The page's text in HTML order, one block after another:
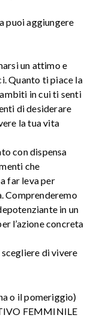
puoi aggiungere
un attimo e
Quanto ti piace la
in cui ti senti
di desiderare
la tua vita
con dispensa
che
far leva per
Comprenderemo
in un
l’azione concreta
scegliere di vivere
o il pomeriggio)
FEMMINILE